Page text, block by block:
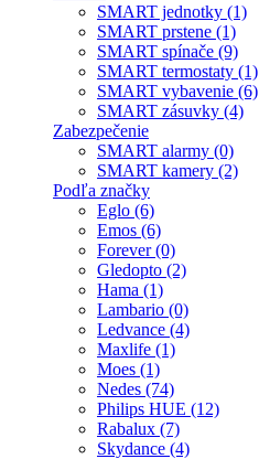
SMART jednotky (1)
SMART prstene (1)
SMART spínače (9)
SMART termostaty (1)
SMART vybavenie (6)
SMART zásuvky (4)
Zabezpečenie
SMART alarmy (0)
SMART kamery (2)
Podľa značky
Eglo (6)
Emos (6)
Forever (0)
Gledopto (2)
Hama (1)
Lambario (0)
Ledvance (4)
Maxlife (1)
Moes (1)
Nedes (74)
Philips HUE (12)
Rabalux (7)
Skydance (4)